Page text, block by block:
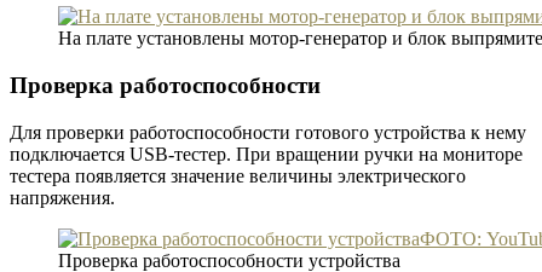
На плате установлены мотор-генератор и блок
Проверка работоспособности
Для проверки работоспособности готового устройства к нему
подключается USB-тестер. При вращении ручки на мониторе
тестера появляется значение величины электрического
напряжения.
ФОТО:
Проверка работоспособности устройства